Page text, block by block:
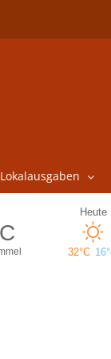
Lokalausgaben